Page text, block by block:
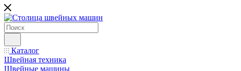
Каталог
Швейная техника
Швейные машины